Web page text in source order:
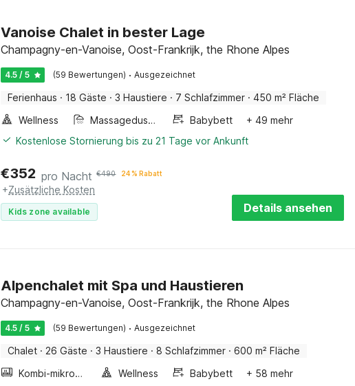
Vanoise Chalet in bester Lage
Champagny-en-Vanoise, Oost-Frankrijk, the Rhone Alpes
4.5 / 5 (59 Bewertungen) · Ausgezeichnet
Ferienhaus · 18 Gäste · 3 Haustiere · 7 Schlafzimmer · 450 m² Fläche
Wellness
Massagedusche Babybett
+ 49 mehr
Kostenlose Stornierung bis zu 21 Tage vor Ankunft
€352 pro Nacht €490 24 % Rabatt
+Zusätzliche Kosten
Kids zone available Details ansehen
Alpenchalet mit Spa und Haustieren
Champagny-en-Vanoise, Oost-Frankrijk, the Rhone Alpes
4.5 / 5 (59 Bewertungen) · Ausgezeichnet
Chalet · 26 Gäste · 3 Haustiere · 8 Schlafzimmer · 600 m² Fläche
Kombi-mikrowelle
Wellness Babybett
+ 58 mehr